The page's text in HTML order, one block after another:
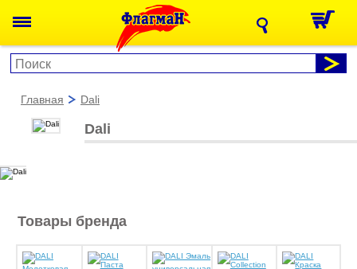
главная dali
Dali
Товары бренда